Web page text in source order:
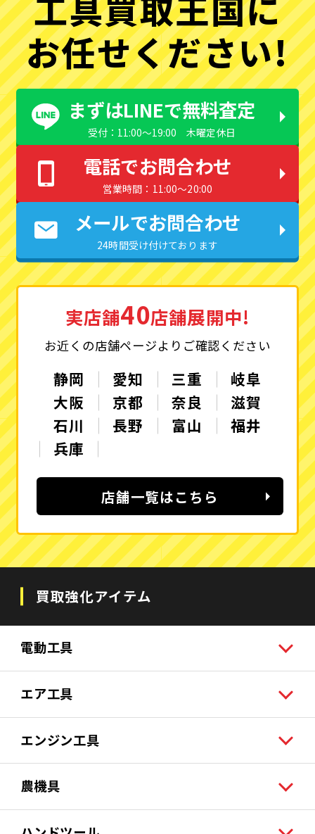
お任せください!
まずはLINEで無料査定
受付：11:00〜19:00 木曜定休日
電話でお問合わせ
営業時間：11:00〜20:00
メールでお問合わせ
24時間受け付けております
実店舗40店舗展開中!
お近くの店舗ページよりご確認ください
静岡 愛知 三重
岐阜
大阪
京都 奈良
滋賀
石川
長野 富山
福井
兵庫
店舗一覧はこちら
買取強化アイテム
電動工具
エア工具
エンジン工具
農機具